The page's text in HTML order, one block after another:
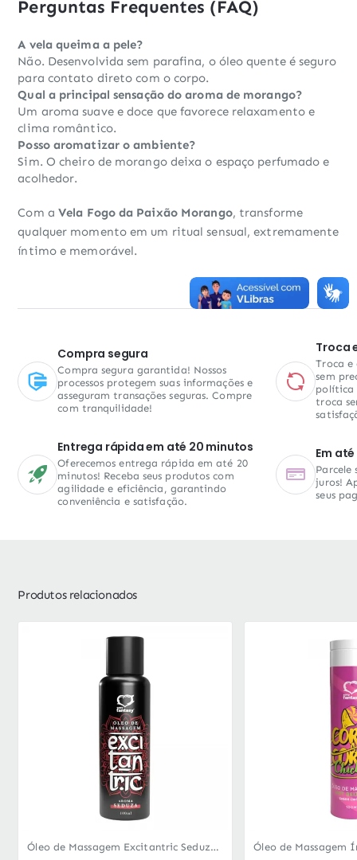
Perguntas Frequentes (FAQ)
A vela queima a pele?
Não. Desenvolvida sem parafina, o óleo quente é seguro
para contato direto com o corpo.
Qual a principal sensação do aroma de morango?
Um aroma suave e doce que favorece relaxamento e
clima romântico.
Posso aromatizar o ambiente?
Sim. O cheiro de morango deixa o espaço perfumado e
acolhedor.
Com a Vela Fogo da Paixão Morango, transforme
qualquer momento em um ritual sensual, extremamente
íntimo e memorável.
Compra segura
Compra segura garantida! Nossos
processos protegem suas informações e
asseguram transações seguras. Compre
com tranquilidade!
Entrega rápida em até 20 minutos
Oferecemos entrega rápida em até 20
minutos! Receba seus produtos com
agilidade e eficiência, garantindo
conveniência e satisfação.
Troca
Troca e
sem
política
troca
Em
Parcele
juros!
seus
Produtos relacionados
Óleo de Massagem Excitantric Seduza - Perfume Magnético